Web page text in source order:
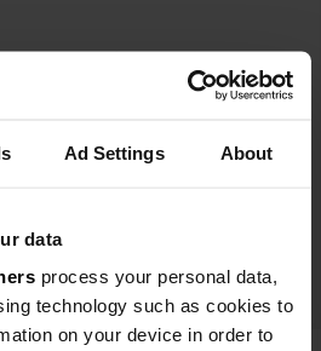
Ad Settings About
data
process your personal data,
technology such as cookies to
on your device in order to
um Rezensionen zu lesen:
zur Verwendung von Filtern